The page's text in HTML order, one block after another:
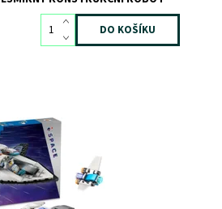
loď pro nápadité hraní ve vesmíru
1